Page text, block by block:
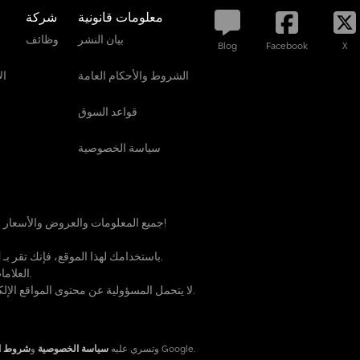
ف
ا
ل
شركة
وظائف
معلومات قانونية
بيان النشر
الشروط والأحكام العامة
قواعد السوق
سياسة الخصوصية
Blog Facebook X
جميع المعلومات والعروض والأسعار الموجودة على هذه الصفحة غير ملزمة وغير نهائية!
باستخدامك لهذا الموقع، فإنك تقر بـالخاصة بنا.
العلامات التجارية المشار إليها تعود إلى مالكيها الشرعيين.
TruckScout24 GmbH لا يتحمل المسؤولية عن محتوى المواقع الإلكترونية الخارجية المرتبطة.
هذا الموقع محمي بواسطة reCAPTCHA وتسري عليه سياسة الخصوصية وشروط الخاصة بـ Google.